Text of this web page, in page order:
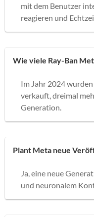
mit dem Benutzer
reagieren und
Wie viele Ray-Ban
Im Jahr 2024
verkauft, dreimal
Generation.
Plant Meta neue
Ja, eine neue
und neuronalem